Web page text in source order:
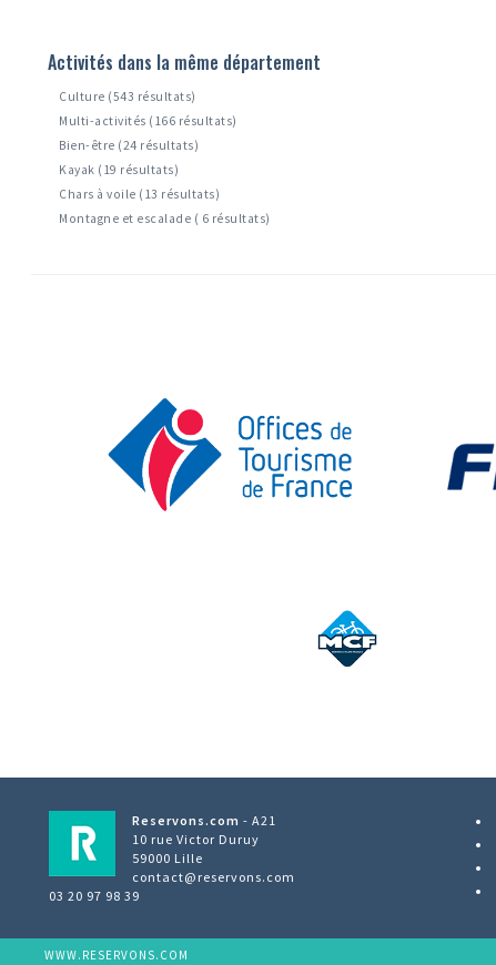
Activités dans la même département
Culture (543 résultats)
Multi-activités (166 résultats)
Bien-être (24 résultats)
Kayak (19 résultats)
Chars à voile (13 résultats)
Montagne et escalade ( 6 résultats)
Reservons.com - A21
10 rue Victor Duruy
59000 Lille
contact@reservons.com
03 20 97 98 39
WWW.RESERVONS.COM